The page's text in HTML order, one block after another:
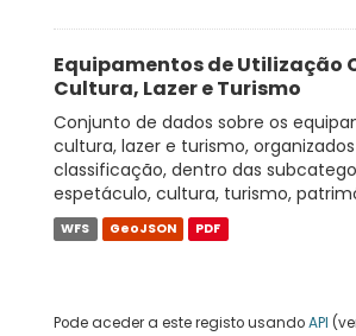
Equipamentos de Utilização
Cultura, Lazer e Turismo
Conjunto de dados sobre os
cultura, lazer e turismo,
classificação, dentro das
espetáculo, cultura, turismo,
WFS GeoJSON PDF
Pode aceder a este registo usandoAPI